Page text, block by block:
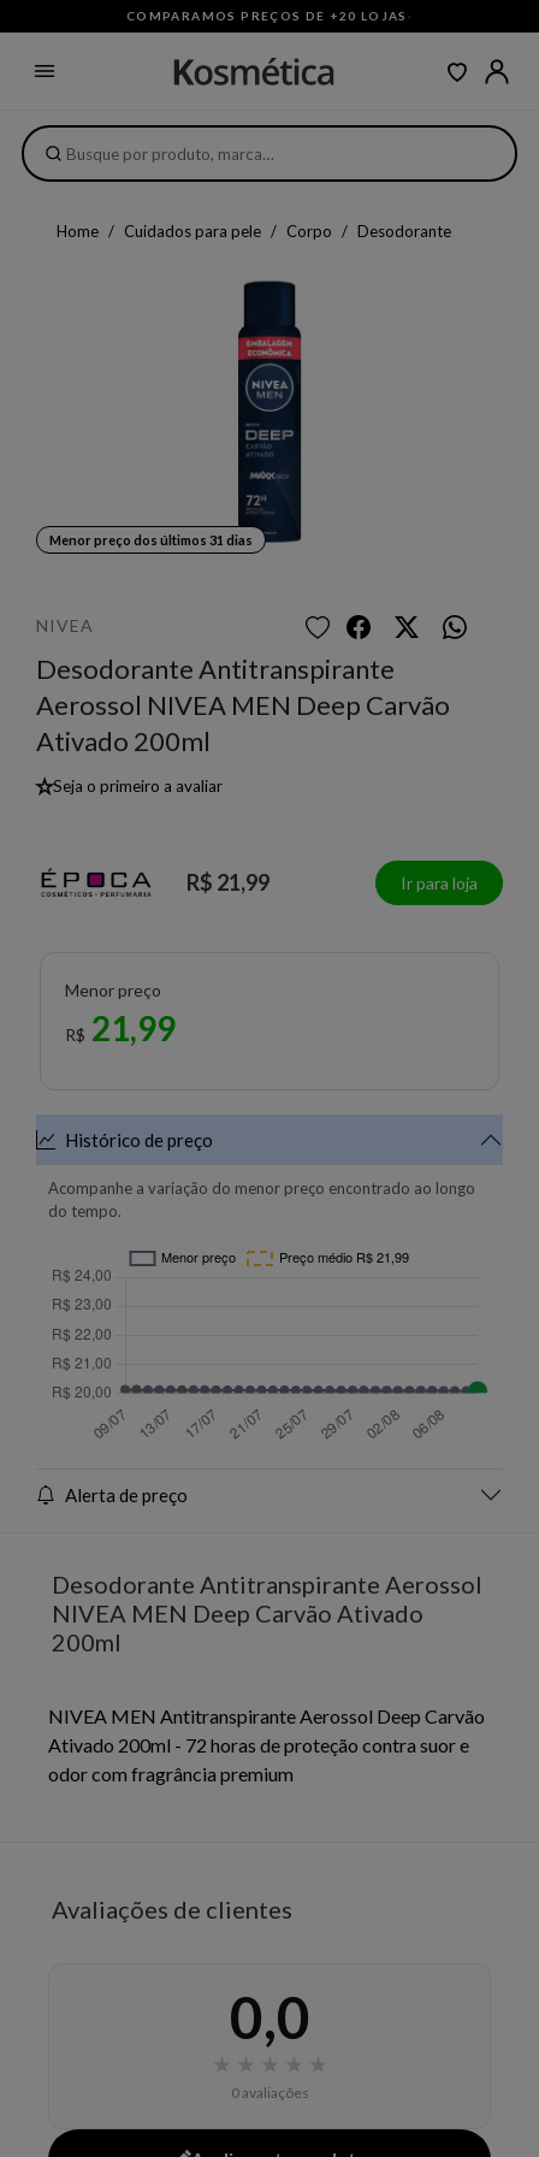
COMPARAMOS PREÇOS DE +20 LOJAS ·
Home Cuidados para pele Corpo Desodorante
Menor preço dos últimos 31 dias
NIVEA
Desodorante Antitranspirante
Aerossol NIVEA MEN Deep Carvão
Ativado 200ml
★Seja o primeiro a avaliar
R$ 21,99 Ir para loja
Menor preço
R$ 21,99
Histórico de preço
Acompanhe a variação do menor preço encontrado ao longo
do tempo.
Alerta de preço
Desodorante Antitranspirante Aerossol
NIVEA MEN Deep Carvão Ativado
200ml
NIVEA MEN Antitranspirante Aerossol Deep Carvão
Ativado 200ml - 72 horas de proteção contra suor e
odor com fragrância premium
Avaliações de clientes
0,0
0 avaliações